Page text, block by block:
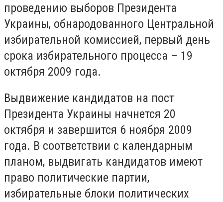
проведению выборов Президента
Украины, обнародованного Центральной
избирательной комиссией, первый день
срока избирательного процесса – 19
октября 2009 года.
Выдвижение кандидатов на пост
Президента Украины начнется 20
октября и завершится 6 ноября 2009
года. В соответствии с календарным
планом, выдвигать кандидатов имеют
право политические партии,
избирательные блоки политических